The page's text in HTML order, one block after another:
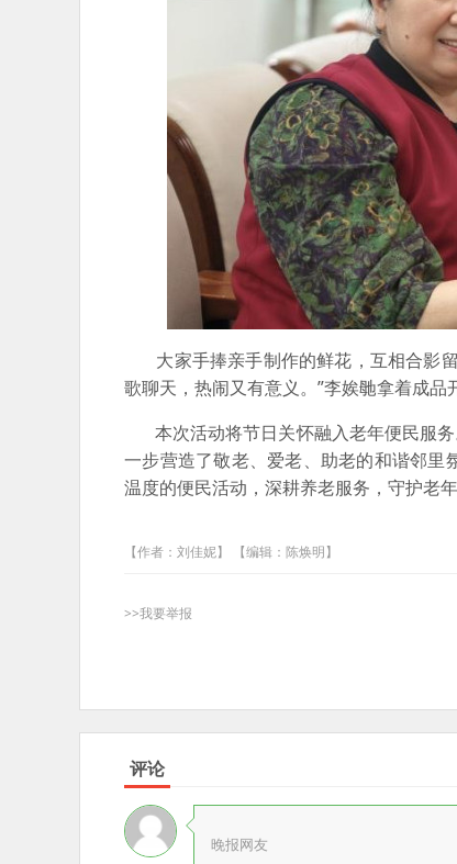
大家手捧亲手制作的鲜花，互相合影留
歌聊天，热闹又有意义。”李娭毑拿着成品
本次活动将节日关怀融入老年便民服务
一步营造了敬老、爱老、助老的和谐邻
温度的便民活动，深耕养老服务，守护老年
【作者：刘佳妮】 【编辑：陈焕明】
>>我要举报
评论
晚报网友